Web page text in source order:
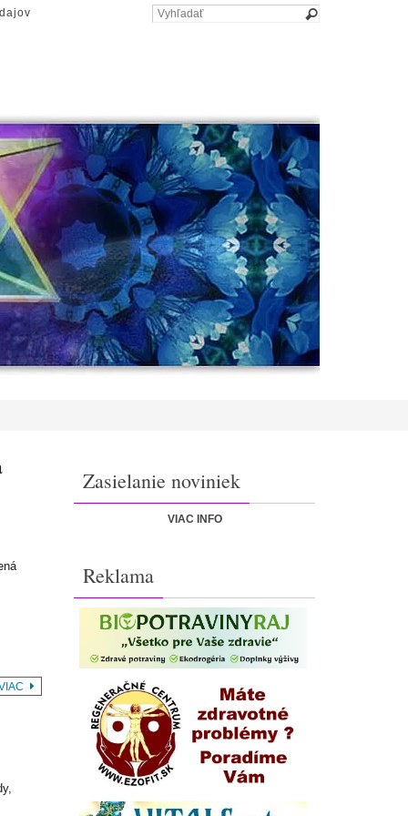
Zasielanie noviniek
VIAC INFO
Reklama